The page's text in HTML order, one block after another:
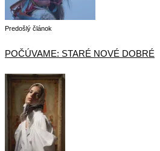
Predošlý článok
POČÚVAME: STARÉ NOVÉ DOBRÉ